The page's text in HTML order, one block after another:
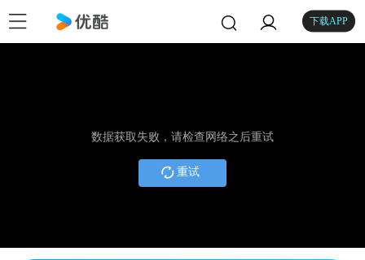
下载APP
数据获取失败，请检查网络之后重试
重试